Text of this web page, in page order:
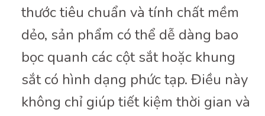
thước tiêu chuẩn và tính chất mềm
dẻo, sản phẩm có thể dễ dàng bao
bọc quanh các cột sắt hoặc khung
sắt có hình dạng phức tạp. Điều này
không chỉ giúp tiết kiệm thời gian và